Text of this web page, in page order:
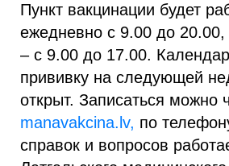
Пункт вакцинации будет
ежедневно с 9.00 до 20.00,
– с 9.00 до 17.00.
прививку на следующей
открыт. Записаться можно
manavakcina.lv, по
справок и вопросов